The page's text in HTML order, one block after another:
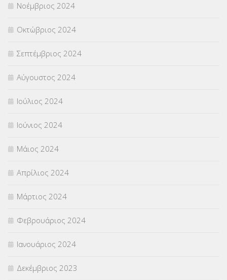
Νοέμβριος 2024
Οκτώβριος 2024
Σεπτέμβριος 2024
Αύγουστος 2024
Ιούλιος 2024
Ιούνιος 2024
Μάιος 2024
Απρίλιος 2024
Μάρτιος 2024
Φεβρουάριος 2024
Ιανουάριος 2024
Δεκέμβριος 2023